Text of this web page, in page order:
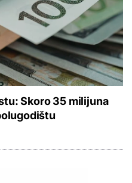
Skoro 35 milijuna